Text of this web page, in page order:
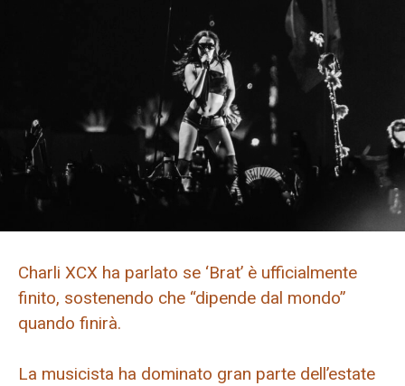
Charli XCX ha parlato se ‘Brat’ è ufficialmente
finito, sostenendo che “dipende dal mondo”
quando finirà.
La musicista ha dominato gran parte dell’estate